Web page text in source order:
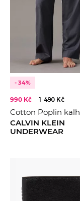
- 34%
990 Kč 1 490 Kč
Cotton Poplin
CALVIN KLEIN
UNDERWEAR